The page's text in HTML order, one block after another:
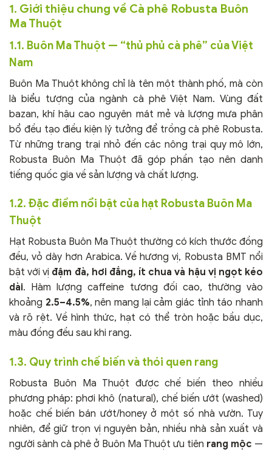
1. Giới thiệu chung về Cà phê Robusta Buôn
Ma Thuột
1.1. Buôn Ma Thuột — “thủ phủ cà phê” của Việt
Nam
Buôn Ma Thuột không chỉ là tên một thành phố, mà còn
là biểu tượng của ngành cà phê Việt Nam. Vùng đất
bazan, khí hậu cao nguyên mát mẻ và lượng mưa phân
bổ đều tạo điều kiện lý tưởng để trồng cà phê Robusta.
Từ những trang trại nhỏ đến các nông trại quy mô lớn,
Robusta Buôn Ma Thuột đã góp phần tạo nên danh
tiếng quốc gia về sản lượng và chất lượng.
1.2. Đặc điểm nổi bật của hạt Robusta Buôn Ma
Thuột
Hạt Robusta Buôn Ma Thuột thường có kích thước đồng
đều, vỏ dày hơn Arabica. Về hương vị, Robusta BMT nổi
bật với vị đậm đà, hơi đắng, ít chua và hậu vị ngọt kéo
dài. Hàm lượng caffeine tương đối cao, thường vào
khoảng 2.5–4.5%, nên mang lại cảm giác tỉnh táo nhanh
và rõ rệt. Về hình thức, hạt có thể tròn hoặc bầu dục,
màu đồng đều sau khi rang.
1.3. Quy trình chế biến và thói quen rang
Robusta Buôn Ma Thuột được chế biến theo nhiều
phương pháp: phơi khô (natural), chế biến ướt (washed)
hoặc chế biến bán ướt/honey ở một số nhà vườn. Tuy
nhiên, để giữ trọn vị nguyên bản, nhiều nhà sản xuất và
người sành cà phê ở Buôn Ma Thuột ưu tiên rang mộc —